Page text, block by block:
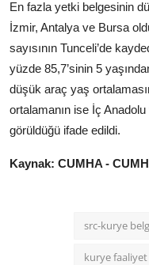
En fazla yetki belgesinin
İzmir, Antalya ve Bursa
sayısının Tunceli’de
yüzde 85,7’sinin 5
düşük araç yaş
ortalamanın ise İç
görüldüğü ifade edildi.
Kaynak: CUMHA -
src-kurye
kurye